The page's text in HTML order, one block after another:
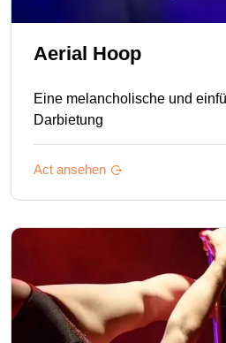
Aerial Hoop
Eine melancholische und
Darbietung
Act ansehen